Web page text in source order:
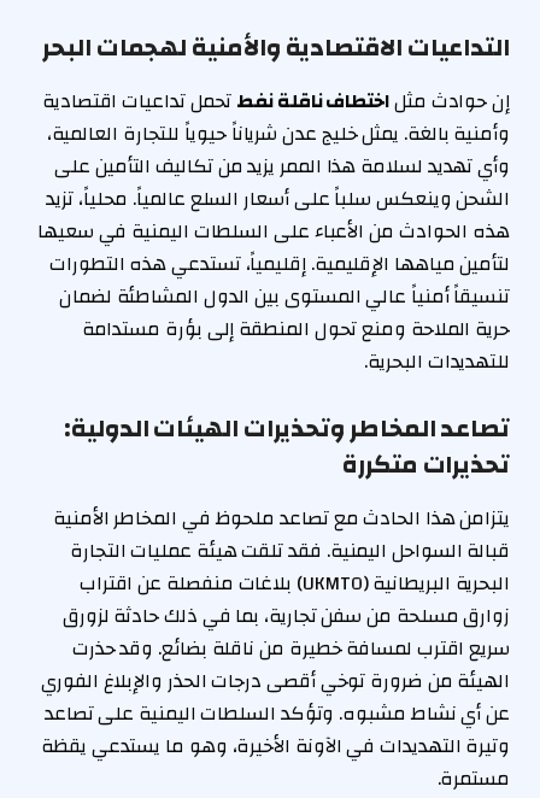
التداعيات الاقتصادية والأمنية لهجمات البحر
إن حوادث مثلاختطاف ناقلة نفطتحمل تداعيات اقتصادية
وأمنية بالغة. يمثل خليج عدن شرياناً حيوياً للتجارة العالمية،
وأي تهديد لسلامة هذا الممر يزيد من تكاليف التأمين على
الشحن وينعكس سلباً على أسعار السلع عالمياً. محلياً، تزيد
هذه الحوادث من الأعباء على السلطات اليمنية في سعيها
لتأمين مياهها الإقليمية. إقليمياً، تستدعي هذه التطورات
تنسيقاً أمنياً عالي المستوى بين الدول المشاطئة لضمان
حرية الملاحة ومنع تحول المنطقة إلى بؤرة مستدامة
للتهديدات البحرية.
تصاعد المخاطر وتحذيرات الهيئات الدولية:
تحذيرات متكررة
يتزامن هذا الحادث مع تصاعد ملحوظ في المخاطر الأمنية
قبالة السواحل اليمنية. فقد تلقت هيئة عمليات التجارة
البحرية البريطانية (UKMTO) بلاغات منفصلة عن اقتراب
زوارق مسلحة من سفن تجارية، بما في ذلك حادثة لزورق
سريع اقترب لمسافة خطيرة من ناقلة بضائع. وقد حذرت
الهيئة من ضرورة توخي أقصى درجات الحذر والإبلاغ الفوري
عن أي نشاط مشبوه. وتؤكد السلطات اليمنية على تصاعد
وتيرة التهديدات في الآونة الأخيرة، وهو ما يستدعي يقظة
مستمرة.